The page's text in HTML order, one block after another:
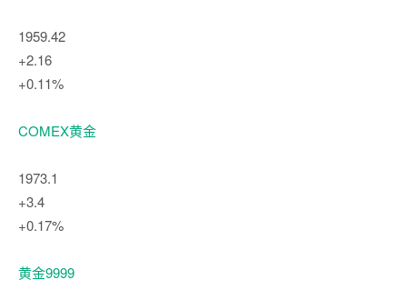
1959.42
+2.16
+0.11%
COMEX黄金
1973.1
+3.4
+0.17%
黄金9999